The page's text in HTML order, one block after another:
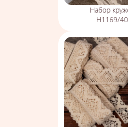
Набор
Н1169/40